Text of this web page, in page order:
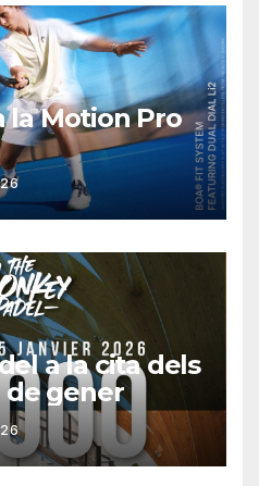
la Motion Pro
a la cita dels
de gener